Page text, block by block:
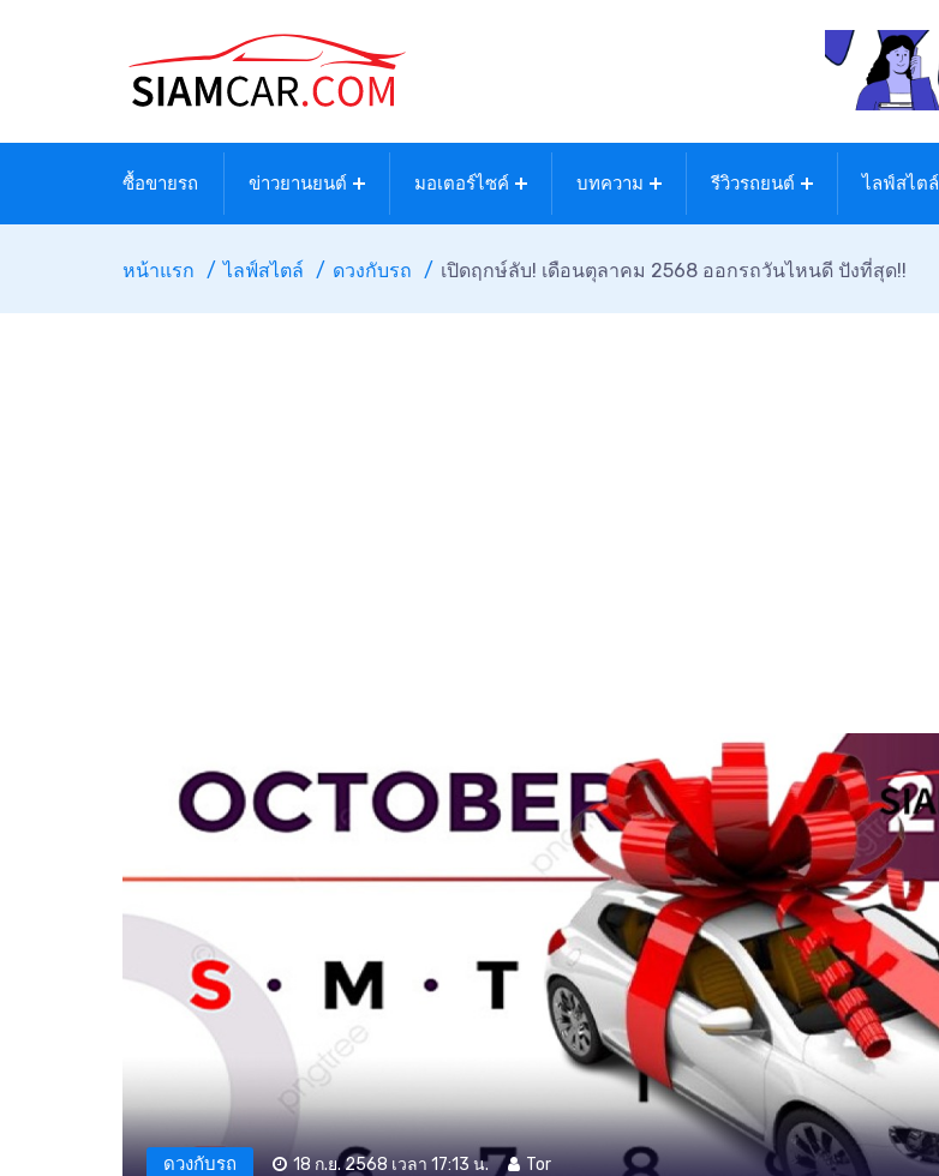
ซื้อขายรถ ข่าวยานยนต์ มอเตอร์ไซค์ บทความ รีวิวรถยนต์ ไลฟ์สไตล์
หน้าแรก ไลฟ์สไตล์ ดวงกับรถ เปิดฤกษ์ลับ! เดือนตุลาคม 2568 ออกรถวันไหนดี ปังที่สุด!!
ดวงกับรถ 18 ก.ย. 2568 เวลา 17:13 น. Tor